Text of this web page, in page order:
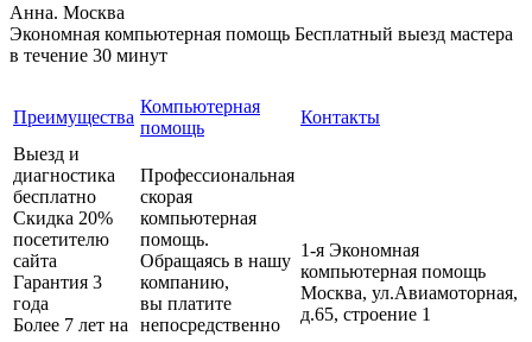
Анна. Москва
Экономная компьютерная помощь Бесплатный выезд мастера
в течение 30 минут
Преимущества
Компьютерная
помощь
Контакты
Выезд и
диагностика
бесплатно
Скидка 20%
посетителю
сайта
Гарантия 3
года
Более 7 лет на
Профессиональная
скорая
компьютерная
помощь.
Обращаясь в нашу
компанию,
вы платите
непосредственно
1-я Экономная
компьютерная помощь
Москва, ул.Авиамоторная,
д.65, строение 1